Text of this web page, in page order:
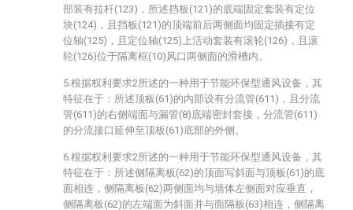
部装有拉杆(123)，所述挡板(121)的底端固定套装有定位
块(124)，且挡板(121)的顶端前后两侧面均固定插接有定
位轴(125)，且定位轴(125)上活动套装有滚轮(126)，且滚
轮(126)位于隔离框(10)风口两侧面的滑槽内。
5.根据权利要求2所述的一种用于节能环保型通风设备，其
特征在于：所述顶板(61)的内部设有分流管(611)，且分流
管(611)的右侧端面与漏管(8)底端密封套接，分流管(611)
的分流接口延伸至顶板(61)底部的外侧。
6.根据权利要求2所述的一种用于节能环保型通风设备，其
特征在于：所述侧隔离板(62)的顶面写斜面与顶板(61)的底
面相连，侧隔离板(62)两侧面均与墙体左侧面对应垂直，
侧隔离板(62)的左端面为斜面并与面隔板(63)相连，侧隔离